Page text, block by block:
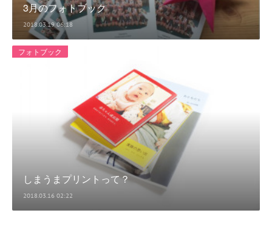
3月のフォトブック
2018.03.19 06:18
フォトブック
しまうまプリントって？
2018.03.16 02:22